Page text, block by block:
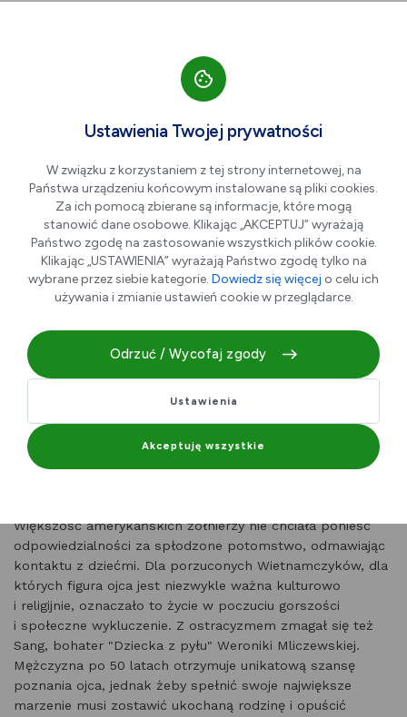
Dziecko z pyłu
Dokument
Opis filmu
Trwająca blisko dwie dekady wyniszczająca wojna
Większość amerykańskich żołnierzy nie chciała ponieść
odpowiedzialności za spłodzone potomstwo, odmawiając
kontaktu z dziećmi. Dla porzuconych Wietnamczyków, dla
których figura ojca jest niezwykle ważna kulturowo
i religijnie, oznaczało to życie w poczuciu gorszości
i społeczne wykluczenie. Z ostracyzmem zmagał się też
Sang, bohater "Dziecka z pyłu" Weroniki Mliczewskiej.
Mężczyzna po 50 latach otrzymuje unikatową szansę
poznania ojca, jednak żeby spełnić swoje największe
marzenie musi zostawić ukochaną rodzinę i opuścić
Ustawienia Twojej prywatności
W związku z korzystaniem z tej strony internetowej, na
Państwa urządzeniu końcowym instalowane są pliki cookies.
Za ich pomocą zbierane są informacje, które mogą
stanowić dane osobowe. Klikając „AKCEPTUJ” wyrażają
Państwo zgodę na zastosowanie wszystkich plików cookie.
Klikając „USTAWIENIA” wyrażają Państwo zgodę tylko na
wybrane przez siebie kategorie. Dowiedz się więcej o celu ich
używania i zmianie ustawień cookie w przeglądarce.
Odrzuć / Wycofaj zgody
Ustawienia
Akceptuję wszystkie